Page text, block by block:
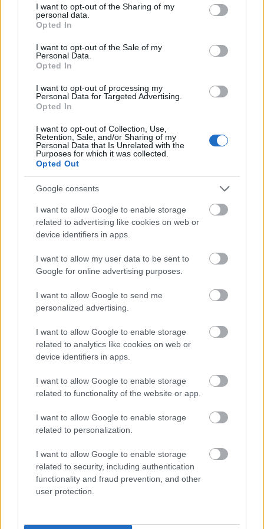
not limited to your visit or usage behaviour. You may click to
grant or deny consent to Google and its third-party tags to
use your data for below specified purposes in below Google
consent section.
I want to opt-out of the Sharing of my
personal data.
Opted In
I want to opt-out of the Sale of my
Personal Data.
Opted In
I want to opt-out of processing my
Personal Data for Targeted Advertising.
Opted In
I want to opt-out of Collection, Use,
Retention, Sale, and/or Sharing of my
Personal Data that Is Unrelated with the
Purposes for which it was collected.
Opted Out
Google consents
I want to allow Google to enable storage
related to advertising like cookies on web or
device identifiers in apps.
I want to allow my user data to be sent to
Google for online advertising purposes.
I want to allow Google to send me
personalized advertising.
I want to allow Google to enable storage
related to analytics like cookies on web or
device identifiers in apps.
I want to allow Google to enable storage
related to functionality of the website or app.
I want to allow Google to enable storage
related to personalization.
I want to allow Google to enable storage
related to security, including authentication
functionality and fraud prevention, and other
user protection.
For Sverige stiller Viktor Brandt, Jesper Nelin,
Se også:
Håner nordmennene før sesongåpningen: – Jeg
ser fram til en sesong uten norske seiere
En av fire stafetter før OL
Stafettene i Östersund er en viktig sjanse for
landslagsledelsen til å teste ut ulike kombinasjoner
i lagoppsettet før OL i februar. Inkludert lørdagens
Søndag er det mixed stafett og single mixed stafett
før OL. Neste gang er ikke før i slutten av januar i
Ruhpolding.
Se også:Alt av program for OL og verdenscupen
Meld deg på vårt nyhetsbrev
Meld deg på